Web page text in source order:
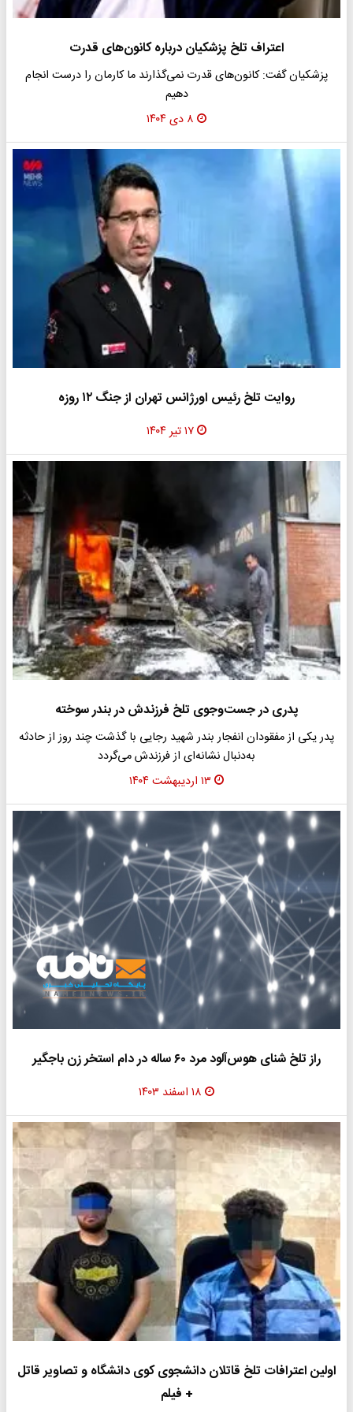
اعتراف تلخ پزشکیان درباره کانون‌های قدرت
پزشکیان گفت: کانون‌های قدرت نمی‌گذارند ما کارمان را درست انجام
دهیم
۸ دی ۱۴۰۴
روایت تلخ رئیس اورژانس تهران از جنگ ۱۲ روزه
۱۷ تیر ۱۴۰۴
پدری در جست‌وجوی تلخ فرزندش در بندر سوخته
پدر یکی از مفقودان انفجار بندر شهید رجایی با گذشت چند روز از حادثه
به‌دنبال نشانه‌ای از فرزندش می‌گردد
۱۳ اردیبهشت ۱۴۰۴
راز تلخ شنای هوس‌آلود مرد ۶۰ ساله در دام استخر زن باجگیر
۱۸ اسفند ۱۴۰۳
اولین اعترافات تلخ قاتلان دانشجوی کوی دانشگاه و تصاویر قاتل
+ فیلم